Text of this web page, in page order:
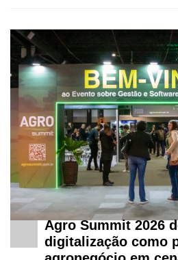
Agro Summit 2026
digitalização como